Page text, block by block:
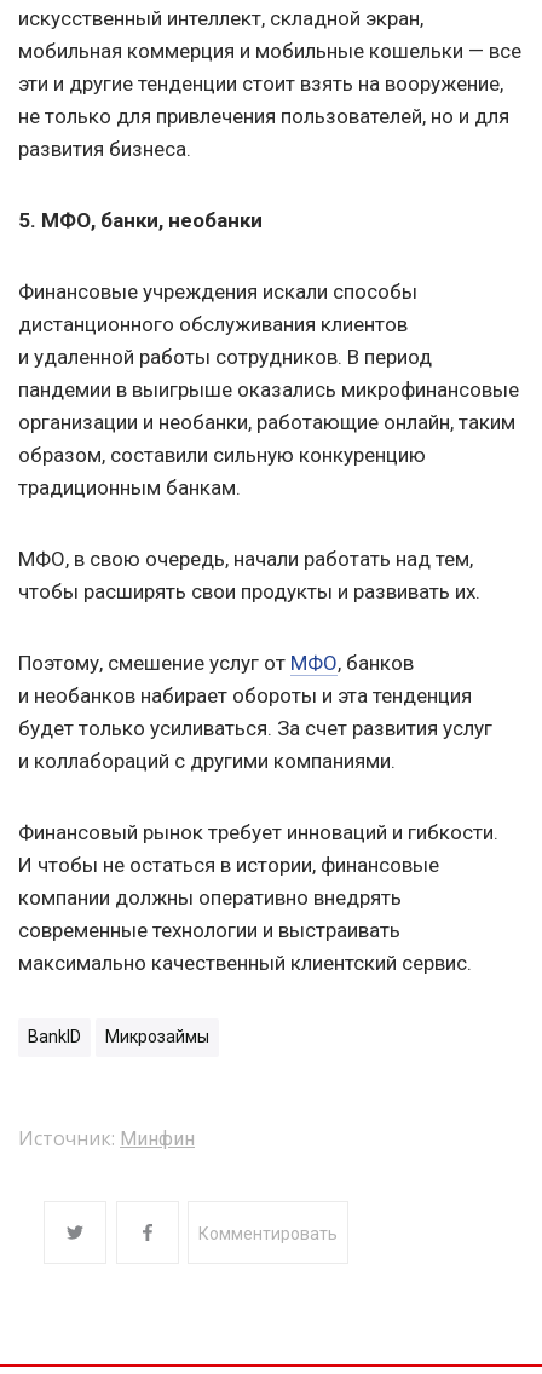
искусственный интеллект, складной экран,
мобильная коммерция и мобильные кошельки — все
эти и другие тенденции стоит взять на вооружение,
не только для привлечения пользователей, но и для
развития бизнеса.
5. МФО, банки, необанки
Финансовые учреждения искали способы
дистанционного обслуживания клиентов
и удаленной работы сотрудников. В период
пандемии в выигрыше оказались микрофинансовые
организации и необанки, работающие онлайн, таким
образом, составили сильную конкуренцию
традиционным банкам.
МФО, в свою очередь, начали работать над тем,
чтобы расширять свои продукты и развивать их.
Поэтому, смешение услуг от МФО, банков
и необанков набирает обороты и эта тенденция
будет только усиливаться. За счет развития услуг
и коллабораций с другими компаниями.
Финансовый рынок требует инноваций и гибкости.
И чтобы не остаться в истории, финансовые
компании должны оперативно внедрять
современные технологии и выстраивать
максимально качественный клиентский сервис.
BankID Микрозаймы
Источник: Минфин
Комментировать